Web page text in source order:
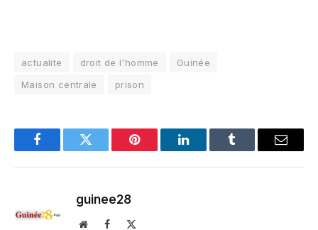
actualite droit de l'homme
Guinée
Maison centrale
prison
FacebookTwitter Pinterest LinkedInTumblr Email
guinee28
WebsiteFacebook